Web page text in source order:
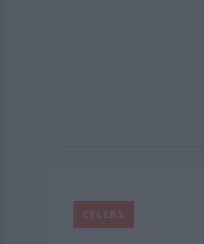
CELEBS